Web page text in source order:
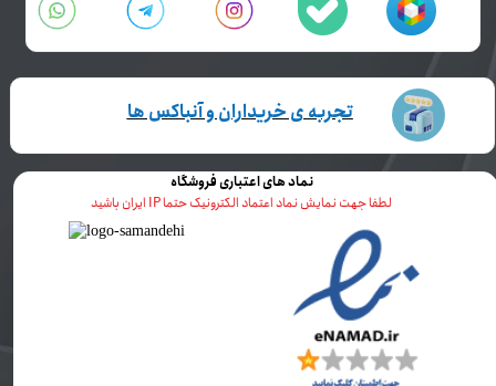
نماد های اعتباری فروشگاه
لطفا جهت نمایش نماد اعتماد الکترونیک حتما IP ایران باشید
تجربه ی خریداران و آنباکس ها